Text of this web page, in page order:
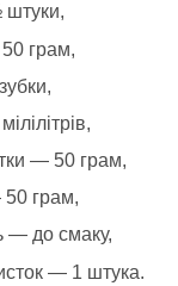
грам,
— 50 грам,
грам,
— до смаку,
— 1 штука.